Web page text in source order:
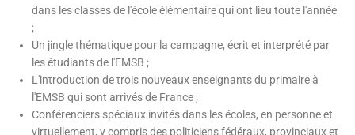
dans les classes de l'école élémentaire qui ont lieu toute l'année
;
Un jingle thématique pour la campagne, écrit et interprété par
les étudiants de l'EMSB ;
L'introduction de trois nouveaux enseignants du primaire à
l'EMSB qui sont arrivés de France ;
Conférenciers spéciaux invités dans les écoles, en personne et
virtuellement, y compris des politiciens fédéraux, provinciaux et